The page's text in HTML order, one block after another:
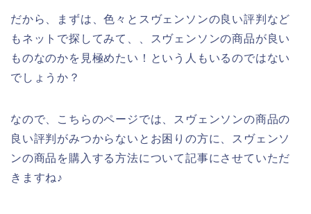
だから、まずは、色々とスヴェンソンの良い評判など
もネットで探してみて、、スヴェンソンの商品が良い
ものなのかを見極めたい！という人もいるのではない
でしょうか？
なので、こちらのページでは、スヴェンソンの商品の
良い評判がみつからないとお困りの方に、スヴェンソ
ンの商品を購入する方法について記事にさせていただ
きますね♪